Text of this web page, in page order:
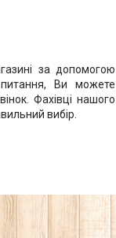
за допомогою
Ви можете
Фахівці нашого
вибір.